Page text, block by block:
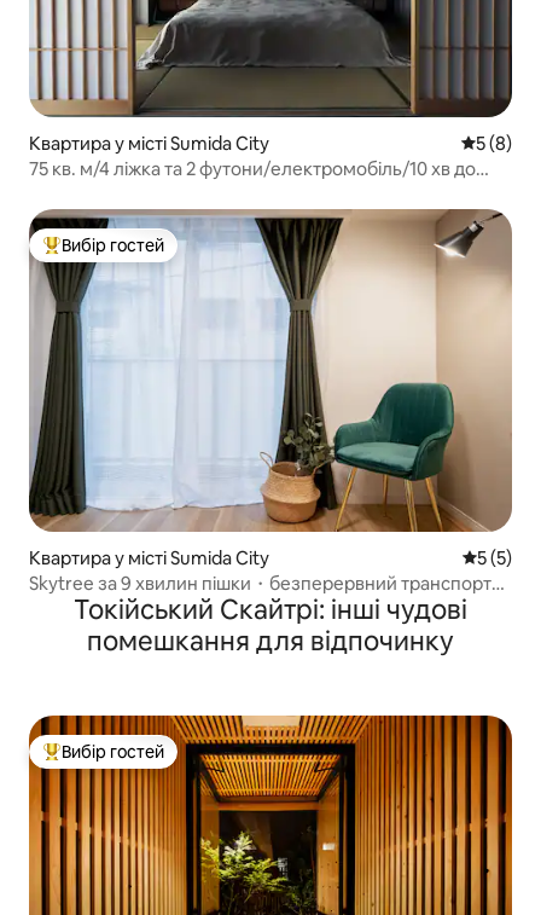
Квартира у місті Sumida City Середня
5 (8)
75 кв. м/4 ліжка та 2 футони/електромобіль/10 хв до
Топ вибір гостей
Вибір гостей
Квартира у місті Sumida City Середня
5 (5)
Skytree за 9 хвилин пішки・безперервний транспорт
до 2 аеропортів・2 кімнати
Токійський Скайтрі: інші чудові
помешкання для відпочинку
Топ вибір гостей
Вибір гостей